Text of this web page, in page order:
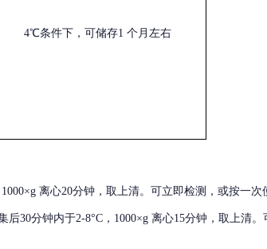
4℃条件下，可储存1 个月左右
离心20分钟，取上清。可立即检测，或按一次
后30分钟内于2-8°C，1000×g 离心15分钟，取上清